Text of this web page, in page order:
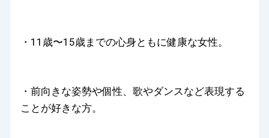
・11歳〜15歳までの心身ともに健康な女性。
・前向きな姿勢や個性、歌やダンスなど表現する
ことが好きな方。